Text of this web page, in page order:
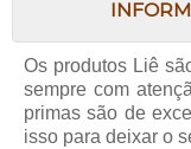
Os produtos Liê
sempre com
primas são de
isso para deixar o